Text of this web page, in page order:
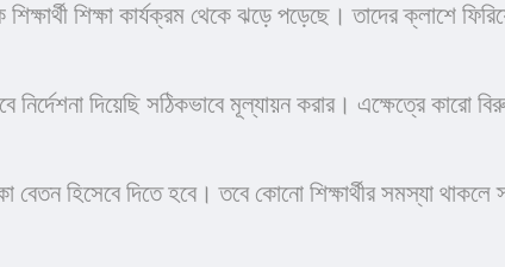
শিক্ষা কার্যক্রম থেকে ঝড়ে পড়েছে। তাদের ক্লাশে
দিয়েছি সঠিকভাবে মূল্যায়ন করার। এক্ষেত্রে কারো
বেতন হিসেবে দিতে হবে। তবে কোনো শিক্ষার্থীর সমস্যা থাকলে